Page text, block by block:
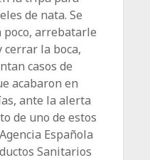
de nata. Se
arrebatarle
cerrar la boca,
casos de
acabaron en
ante la alerta
de uno de estos
Española
Sanitarios